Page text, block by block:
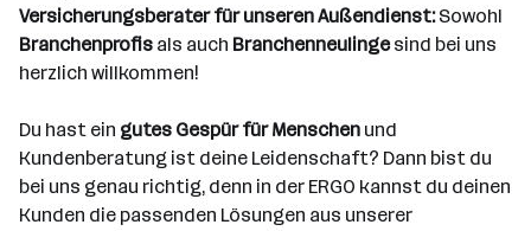
Versicherungsberater für unseren Außendienst:Sowohl
Branchenprofis als auch Branchenneulingesind bei uns
herzlich willkommen!
Du hast ein gutes Gespür für Menschen und
Kundenberatung ist deine Leidenschaft? Dann bist du
bei uns genau richtig, denn in der ERGO kannst du deinen
Kunden die passenden Lösungen aus unserer